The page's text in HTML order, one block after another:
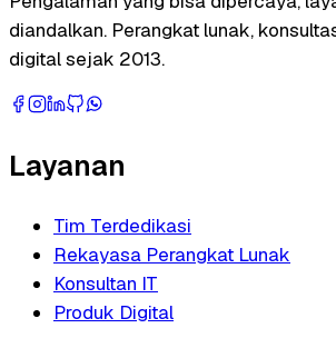
diandalkan. Perangkat lunak,
digital sejak 2013.
Layanan
Tim Terdedikasi
Rekayasa Perangkat Lunak
Konsultan IT
Produk Digital